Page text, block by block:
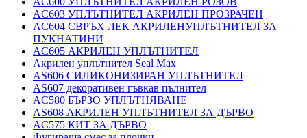
AC603 УПЛЪТНИТЕЛ АКРИЛЕН ПРОЗРАЧЕН
AC604 СВРЪХ ЛЕК АКРИЛЕНУПЛЪТНИТЕЛ ЗА
ПУКНАТИНИ
AC605 АКРИЛЕН УПЛЪТНИТЕЛ
Акрилен уплътнител Seal Max
AS606 СИЛИКОНИЗИРАН УПЛЪТНИТЕЛ
AS607 декоративен гъвкав пълнител
AC580 БЪРЗО УПЛЪТНЯВАНЕ
AS608 АКРИЛЕН УПЛЪТНИТЕЛ ЗА ДЪРВО
AC575 КИТ ЗА ДЪРВО